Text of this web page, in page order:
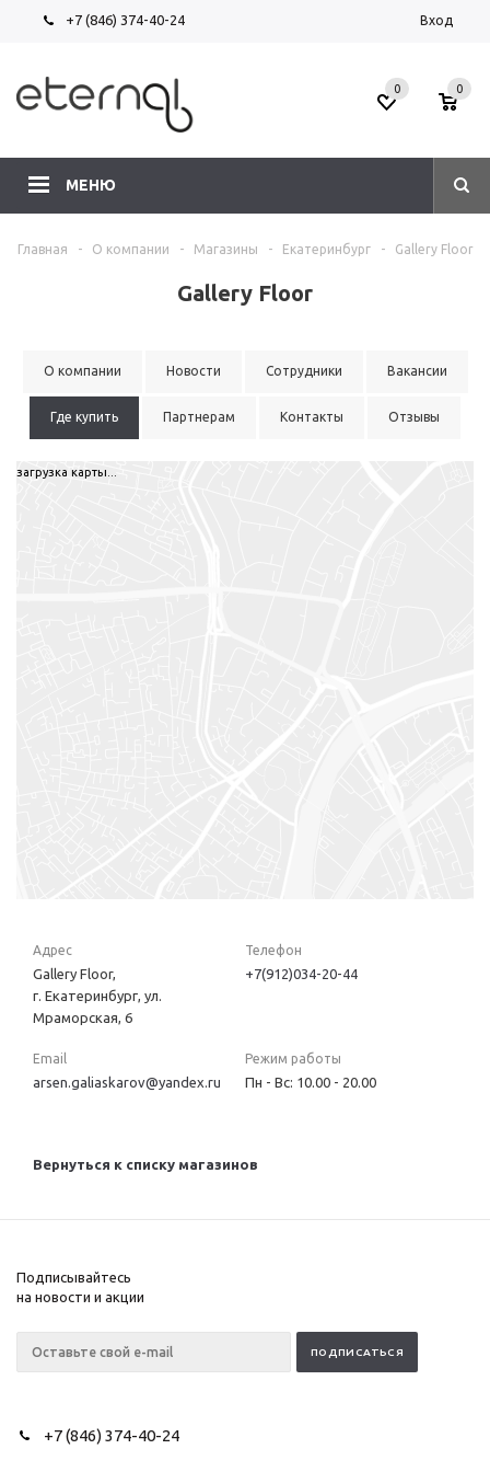
+7 (846) 374-40-24 Вход
МЕНЮ
0 0
Главная - О компании - Магазины - Екатеринбург - Gallery Floor
Gallery Floor
О компании Новости Сотрудники Вакансии
Где купить Партнерам Контакты Отзывы
загрузка карты...
Адрес
Gallery Floor,
г. Екатеринбург, ул.
Мраморская, 6
Телефон
+7(912)034-20-44
Email
arsen.galiaskarov@yandex.ru
Режим работы
Пн - Вс: 10.00 - 20.00
Вернуться к списку магазинов
Подписывайтесь
на новости и акции
+7 (846) 374-40-24